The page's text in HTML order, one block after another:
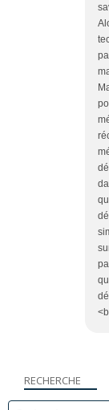
RECHERCHE